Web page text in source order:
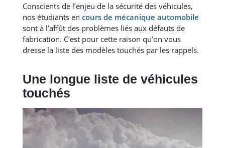
Conscients de l’enjeu de la sécurité des véhicules,
nos étudiants en cours de mécanique automobile
sont à l’affût des problèmes liés aux défauts de
fabrication. C’est pour cette raison qu’on vous
dresse la liste des modèles touchés par les rappels.
Une longue liste de véhicules
touchés